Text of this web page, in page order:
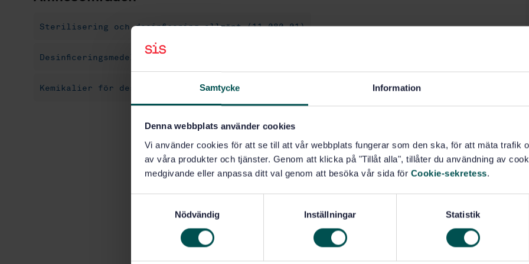
Samtycke Information
Denna webbplats använder cookies
Vi använder cookies för att se till att vår webbplats fungerar som den ska, för att mäta trafik
av våra produkter och tjänster. Genom att klicka på "Tillåt alla", tillåter du användning av
medgivande eller anpassa ditt val genom att besöka vår sida för Cookie-sekretess.
Nödvändig Inställningar Statistik
Sterilisering och desinficering allmänt (11.080.01)
Desinficeringsmedel och antiseptika (11.080.20)
Kemikalier för desinficering inom hushåll och industri (71.100.35)